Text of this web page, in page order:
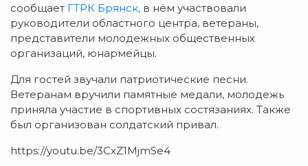
сообщает ГТРК Брянск, в нём участвовали
руководители областного центра, ветераны,
представители молодежных общественных
организаций, юнармейцы.
Для гостей звучали патриотические песни.
Ветеранам вручили памятные медали, молодежь
приняла участие в спортивных состязаниях. Также
был организован солдатский привал.
https://youtu.be/3CxZ1MjmSe4